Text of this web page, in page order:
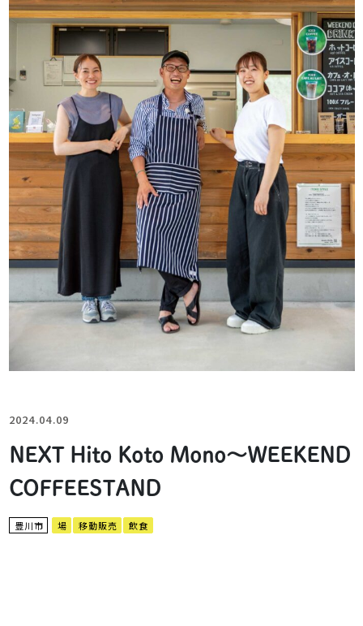
2024.04.09
NEXT Hito Koto Mono～WEEKEND
COFFEESTAND
豊川市 場 移動販売 飲食